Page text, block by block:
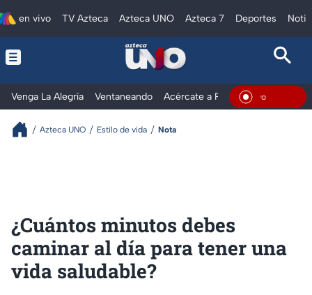
en vivo TV Azteca Azteca UNO Azteca 7 Deportes
Venga La Alegría Ventaneando Acércate a Rocío Al ExtremoEn
Azteca UNO Estilo de vida Nota
¿Cuántos minutos debes
caminar al día para tener una
vida saludable?